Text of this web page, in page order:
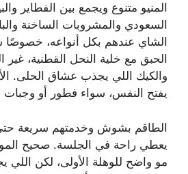
المنيو متنوع ويجمع بين الفطاير
السعودي والمشروبات الساخنة
الشاي عندهم بكل أنواعه، خصوصًا
الحبق مع خلية النحل القطنية،
والكيك اللي يجذب عشاق الحلى.
يفتح النفس، سواء فطور أو وجبات
الطاقم بشوش وخدمتهم سريعة
يعطي راحة في الجلسة. صحيح
مو واضح للوهلة الأولى، لكن اللي